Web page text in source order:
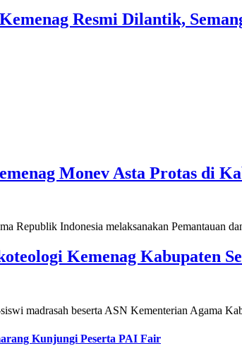
Resmi Dilantik,
Monev Asta Protas di
Republik Indonesia melaksanakan Pemantauan
Kemenag Kabupaten
madrasah beserta ASN Kementerian Agama
Kunjungi Peserta PAI Fair